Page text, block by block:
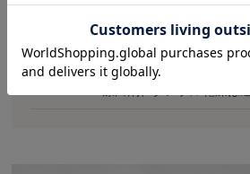
リトアニア
備考
・60℃以下で洗って下さい。